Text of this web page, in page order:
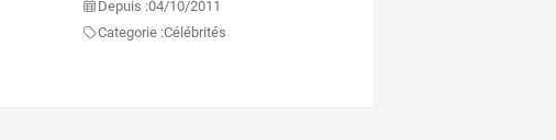
Depuis :04/10/2011
Categorie :Célébrités